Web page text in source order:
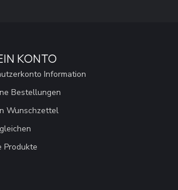
KONTO
Information
Bestellungen
Wunschzettel
Produkte